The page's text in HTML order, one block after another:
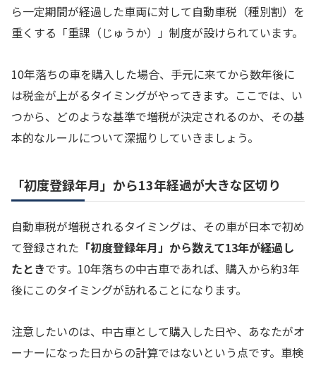
ら一定期間が経過した車両に対して自動車税（種別割）を
重くする「重課（じゅうか）」制度が設けられています。
10年落ちの車を購入した場合、手元に来てから数年後に
は税金が上がるタイミングがやってきます。ここでは、い
つから、どのような基準で増税が決定されるのか、その基
本的なルールについて深掘りしていきましょう。
「初度登録年月」から13年経過が大きな区切り
自動車税が増税されるタイミングは、その車が日本で初め
て登録された 「初度登録年月」から数えて13年が経過し
たときです。10年落ちの中古車であれば、購入から約3年
後にこのタイミングが訪れることになります。
注意したいのは、中古車として購入した日や、あなたがオ
ーナーになった日からの計算ではないという点です。車検